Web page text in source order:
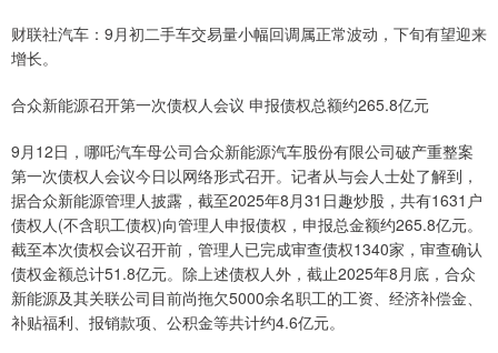
财联社汽车：9月初二手车交易量小幅回调属正常波动，下旬有望迎来
增长。
合众新能源召开第一次债权人会议 申报债权总额约265.8亿元
9月12日，哪吒汽车母公司合众新能源汽车股份有限公司破产重整案
第一次债权人会议今日以网络形式召开。记者从与会人士处了解到，
据合众新能源管理人披露，截至2025年8月31日趣炒股，共有1631户
债权人(不含职工债权)向管理人申报债权，申报总金额约265.8亿元。
截至本次债权会议召开前，管理人已完成审查债权1340家，审查确认
债权金额总计51.8亿元。除上述债权人外，截止2025年8月底，合众
新能源及其关联公司目前尚拖欠5000余名职工的工资、经济补偿金、
补贴福利、报销款项、公积金等共计约4.6亿元。